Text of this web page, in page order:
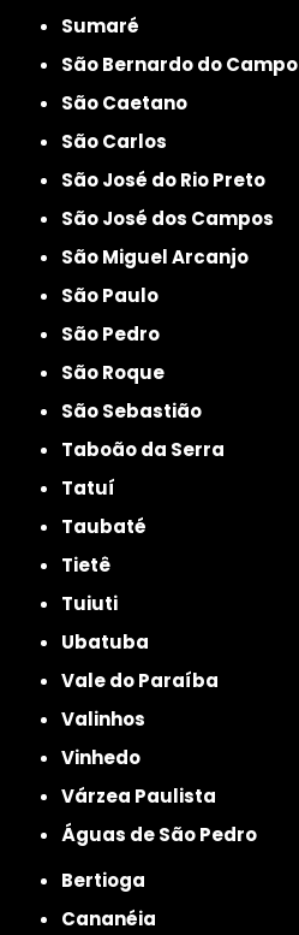
Sumaré
São Bernardo do Campo
São Caetano
São Carlos
São José do Rio Preto
São José dos Campos
São Miguel Arcanjo
São Paulo
São Pedro
São Roque
São Sebastião
Taboão da Serra
Tatuí
Taubaté
Tietê
Tuiuti
Ubatuba
Vale do Paraíba
Valinhos
Vinhedo
Várzea Paulista
Águas de São Pedro
Bertioga
Cananéia